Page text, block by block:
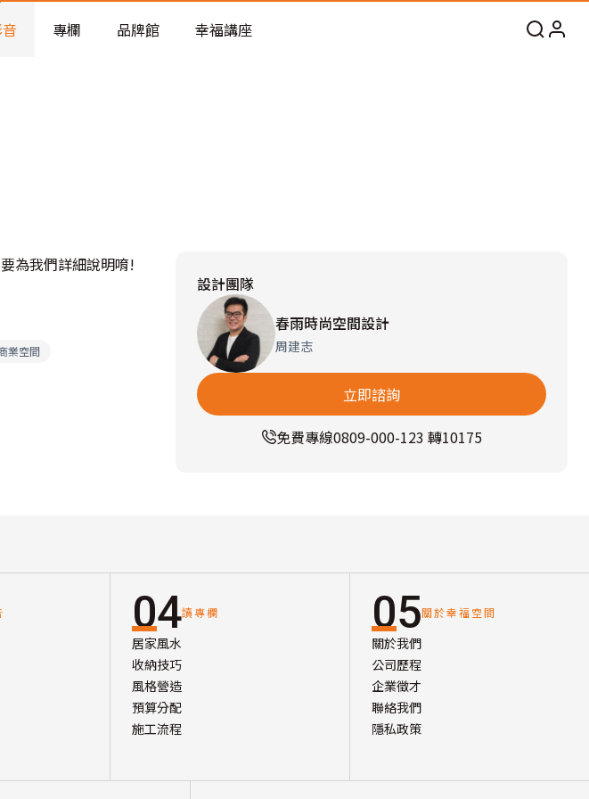
值煥新術
專欄 品牌館 幸福講座
為我們詳細說明唷!
業空間
設計團隊
春雨時尚空間設計
周建志
立即諮詢
免費專線0809-000-123 轉10175
04讀專欄
居家風水
收納技巧
風格營造
預算分配
施工流程
05關於幸福空間
關於我們
公司歷程
企業徵才
聯絡我們
隱私政策